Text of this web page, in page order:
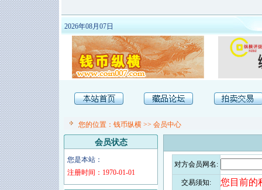
2026年08月07日
您的位置： 钱币纵横 >> 会员中心
会员状态
您是本站：
注册时间：1970-01-01
对方会员网名:
交易须知: 您目前的